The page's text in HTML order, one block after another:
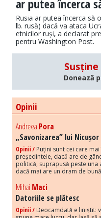
ar putea încerca
Rusia ar putea încerca să
lb. rusă) dacă va ataca
etnicilor ruși, a declarat
pentru Washington Post.
Donează
Opinii
Andreea Pora
„Savonizarea” lui Nicușor
Opinii / Puțini sunt cei care
președintele, dacă are de
politică, suprapusă peste una
dacă mai are un dram de
Mihai Maci
Datoriile se plătesc
Opinii / Deocamdată e liniștit: